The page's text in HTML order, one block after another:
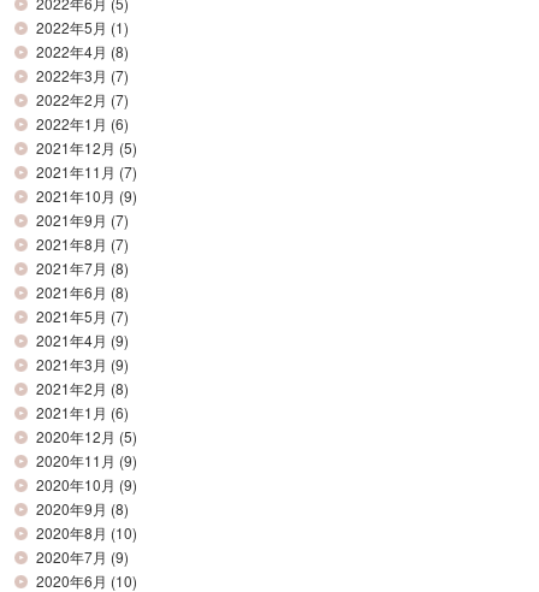
2022年5月 (1)
2022年4月 (8)
2022年3月 (7)
2022年2月 (7)
2022年1月 (6)
2021年12月 (5)
2021年11月 (7)
2021年10月 (9)
2021年9月 (7)
2021年8月 (7)
2021年7月 (8)
2021年6月 (8)
2021年5月 (7)
2021年4月 (9)
2021年3月 (9)
2021年2月 (8)
2021年1月 (6)
2020年12月 (5)
2020年11月 (9)
2020年10月 (9)
2020年9月 (8)
2020年8月 (10)
2020年7月 (9)
2020年6月 (10)